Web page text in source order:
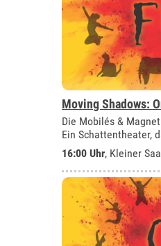
Moving Shadows:
Die Mobilés &
Ein Schattentheater,
16:00 Uhr, Kleiner Saal